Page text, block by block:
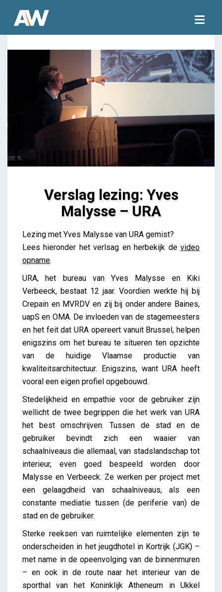
Verslag lezing: Yves
Malysse – URA
Verslag lezing: Yves Malysse – URA
iris
Lezing met Yves Malysse van URA gemist?
Lees hieronder het verlsag en herbekijk de video
opname.
URA, het bureau van Yves Malysse en Kiki
Verbeeck, bestaat 12 jaar. Voordien werkte hij bij
Crepain en MVRDV en zij bij onder andere Baines,
uapS en OMA. De invloeden van de stagemeesters
en het feit dat URA opereert vanuit Brussel, helpen
enigszins om het bureau te situeren ten opzichte
van de huidige Vlaamse productie van
kwaliteitsarchitectuur. Enigszins, want URA heeft
vooral een eigen profiel opgebouwd.
Stedelijkheid en empathie voor de gebruiker zijn
wellicht de twee begrippen die het werk van URA
het best omschrijven. Tussen de stad en de
gebruiker bevindt zich een waaier van
schaalniveaus die allemaal, van stadslandschap tot
interieur, even goed bespeeld worden door
Malysse en Verbeeck. Ze werken per project met
een gelaagdheid van schaalniveaus, als een
constante mediatie tussen (de periferie van) de
stad en de gebruiker.
Sterke reeksen van ruimtelijke elementen zijn te
onderscheiden in het jeugdhotel in Kortrijk (JGK) –
met name in de opeenvolging van de binnenmuren
– en ook in de route naar het interieur van de
sporthal van het Koninklijk Atheneum in Ukkel